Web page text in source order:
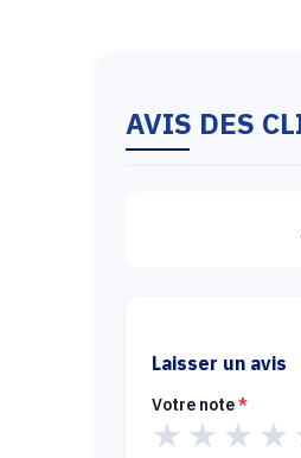
AVIS DES
Laisser un avis
Votre note*
★ ★ ★ ★